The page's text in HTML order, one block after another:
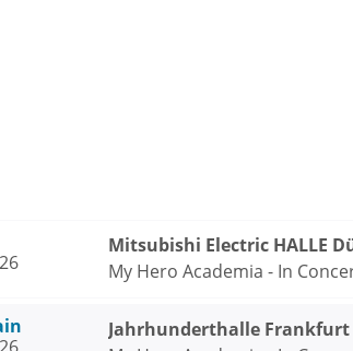
Mitsubishi Electric HALLE
My Hero Academia - In
Jahrhunderthalle